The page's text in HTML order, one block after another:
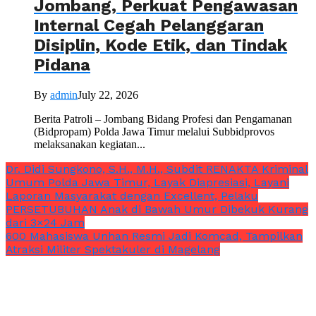
Jombang, Perkuat Pengawasan
Internal Cegah Pelanggaran
Disiplin, Kode Etik, dan Tindak
Pidana
By adminJuly 22, 2026
Berita Patroli – Jombang Bidang Profesi dan Pengamanan
(Bidpropam) Polda Jawa Timur melalui Subbidprovos
melaksanakan kegiatan...
Dr. Didi Sungkono, S.H., M.H., Subdit RENAKTA Kriminal
Umum Polda Jawa Timur, Layak Diapresiasi, Layani
Laporan Masyarakat dengan Excellent, Pelaku
PERSETUBUHAN Anak di Bawah Umur Dibekuk Kurang
dari 3×24 Jam
600 Mahasiswa Unhan Resmi Jadi Komcad, Tampilkan
Atraksi Militer Spektakuler di Magelang